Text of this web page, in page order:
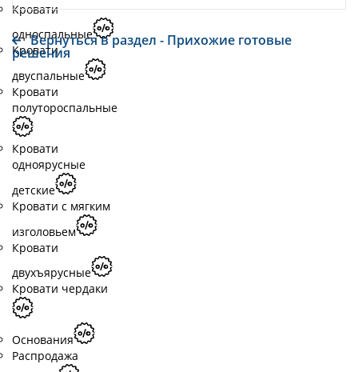
Кровати
односпальные
Кровати
двуспальные
Кровати
полутороспальные
Кровати
одноярусные
детские
Кровати с мягким
изголовьем
Кровати
двухъярусные
Кровати чердаки
Основания
Распродажа
Вернуться в раздел - Прихожие готовые
решения